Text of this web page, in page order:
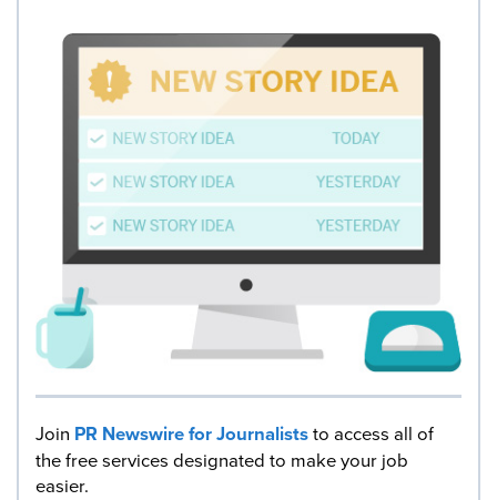
Join PR Newswire for Journaliststo access all of
the free services designated to make your job
easier.